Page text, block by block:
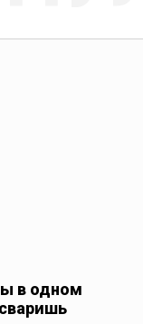
в одном